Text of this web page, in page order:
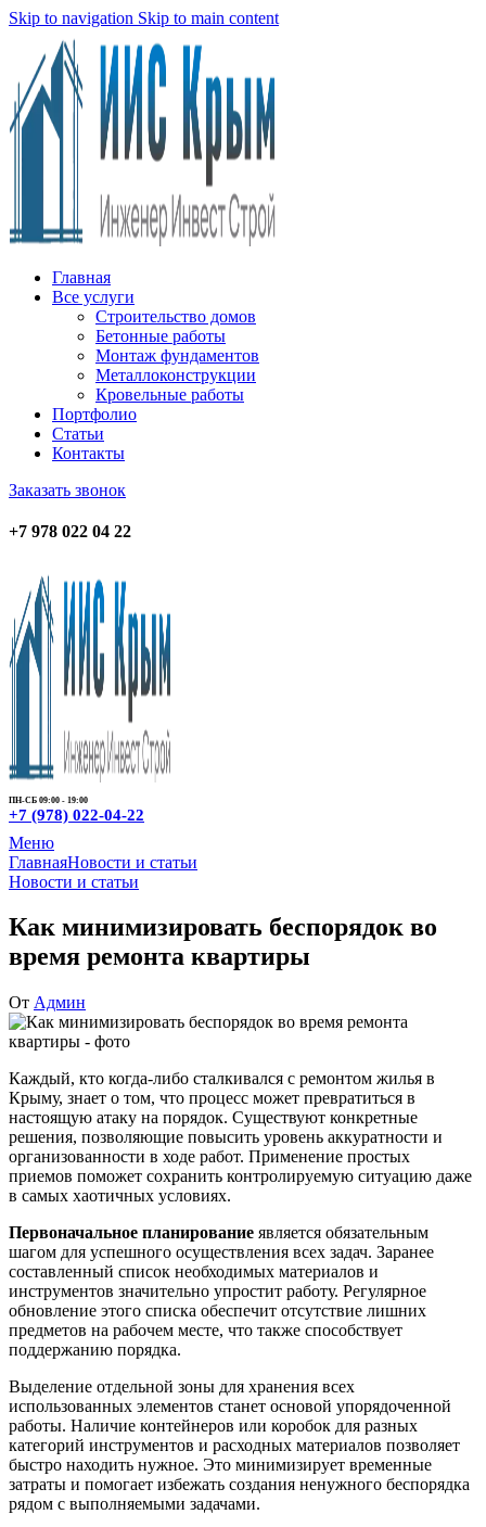
Skip to navigation Skip to main content
Главная
Все услуги
Строительство домов
Бетонные работы
Монтаж фундаментов
Металлоконструкции
Кровельные работы
Портфолио
Статьи
Контакты
Заказать звонок
+7 978 022 04 22
ПН-СБ 09:00 - 19:00
+7 (978) 022-04-22
Меню
ГлавнаяНовости и статьи
Новости и статьи
Как минимизировать беспорядок во
время ремонта квартиры
От Админ
Каждый, кто когда-либо сталкивался с ремонтом жилья в
Крыму, знает о том, что процесс может превратиться в
настоящую атаку на порядок. Существуют конкретные
решения, позволяющие повысить уровень аккуратности и
организованности в ходе работ. Применение простых
приемов поможет сохранить контролируемую ситуацию даже
в самых хаотичных условиях.
Первоначальное планирование является обязательным
шагом для успешного осуществления всех задач. Заранее
составленный список необходимых материалов и
инструментов значительно упростит работу. Регулярное
обновление этого списка обеспечит отсутствие лишних
предметов на рабочем месте, что также способствует
поддержанию порядка.
Выделение отдельной зоны для хранения всех
использованных элементов станет основой упорядоченной
работы. Наличие контейнеров или коробок для разных
категорий инструментов и расходных материалов позволяет
быстро находить нужное. Это минимизирует временные
затраты и помогает избежать создания ненужного беспорядка
рядом с выполняемыми задачами.